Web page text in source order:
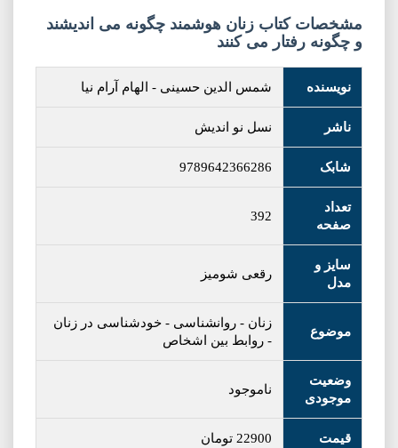
مشخصات کتاب زنان هوشمند چگونه می اندیشند
و چگونه رفتار می کنند
نویسنده شمس الدین حسینی - الهام آرام نیا
ناشر نسل نو اندیش
شابک 9789642366286
تعداد
صفحه
392
سایز و
مدل
رقعی شومیز
موضوع
زنان - روانشناسی - خودشناسی در زنان
- روابط بین اشخاص
وضعیت
موجودی
ناموجود
قیمت 22900 تومان